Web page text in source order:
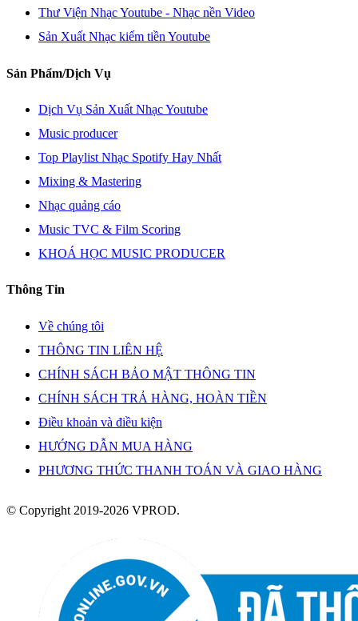
Thư Viện Nhạc Youtube - Nhạc nền Video
Sản Xuất Nhạc kiếm tiền Youtube
Sản Phẩm/Dịch Vụ
Dịch Vụ Sản Xuất Nhạc Youtube
Music producer
Top Playlist Nhạc Spotify Hay Nhất
Mixing & Mastering
Nhạc quảng cáo
Music TVC & Film Scoring
KHOÁ HỌC MUSIC PRODUCER
Thông Tin
Về chúng tôi
THÔNG TIN LIÊN HỆ
CHÍNH SÁCH BẢO MẬT THÔNG TIN
CHÍNH SÁCH TRẢ HÀNG, HOÀN TIỀN
Điều khoản và điều kiện
HƯỚNG DẪN MUA HÀNG
PHƯƠNG THỨC THANH TOÁN VÀ GIAO HÀNG
© Copyright 2019-2026 VPROD.